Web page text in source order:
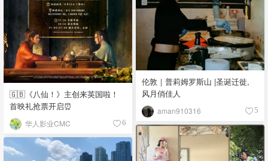
🇬🇧《八仙！》主创来英国啦！
首映礼抢票开启⏰
华人影业CMC 6
伦敦｜普莉姆罗斯山 |圣诞迁徙,
风月俏佳人
aman910316 5